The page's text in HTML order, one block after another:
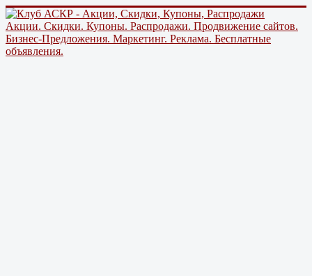
Акции. Скидки. Купоны. Распродажи. Продвижение сайтов.
Бизнес-Предложения. Маркетинг. Реклама. Бесплатные
объявления.